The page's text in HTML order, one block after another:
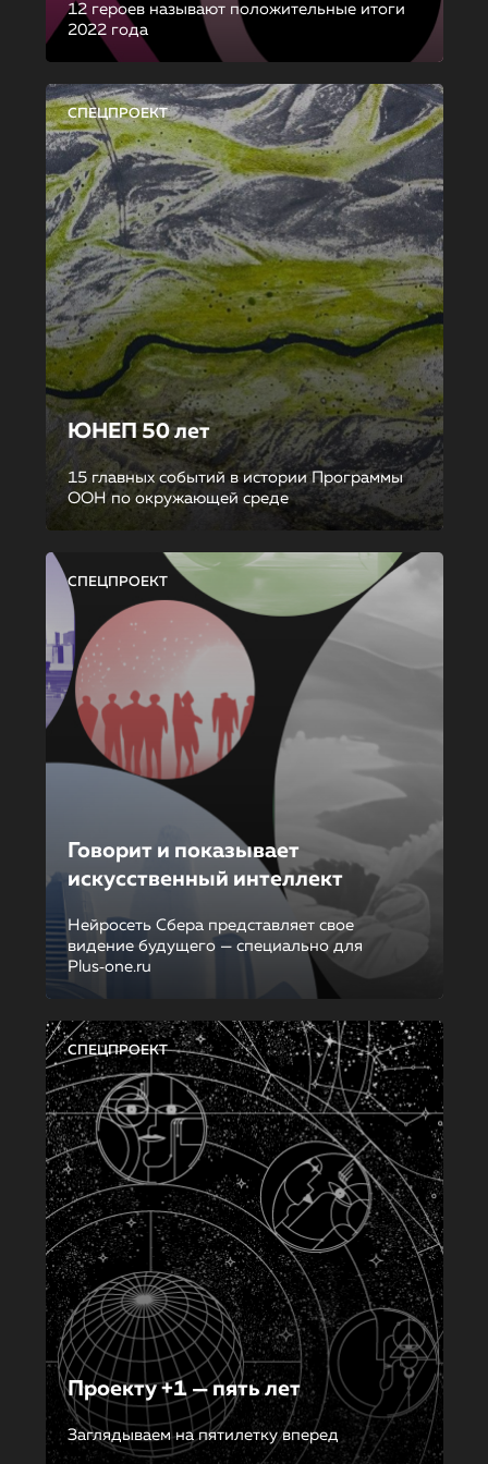
12 героев называют положительные итоги
2022 года
СПЕЦПРОЕКТ
ЮНЕП 50 лет
15 главных событий в истории Программы
ООН по окружающей среде
СПЕЦПРОЕКТ
Говорит и показывает
искусственный интеллект
Нейросеть Сбера представляет свое
видение будущего — специально для
Plus‑one.ru
СПЕЦПРОЕКТ
Проекту +1 — пять лет
Заглядываем на пятилетку вперед